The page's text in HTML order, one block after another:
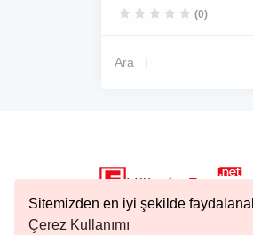
Sitemizden en iyi şekilde
Çerez Kullanımı
(0)
Ara
Copyright © 2023 Tüm